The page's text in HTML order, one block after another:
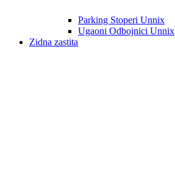
Parking Stoperi Unnix
Ugaoni Odbojnici Unnix
Zidna zastita